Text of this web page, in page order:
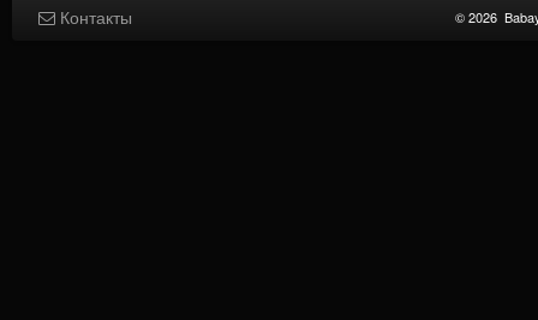
Контакты © 2026